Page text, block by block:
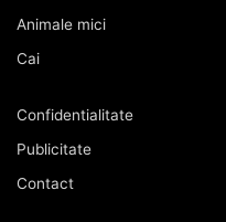
Animale mici
Cai
Confidentialitate
Publicitate
Contact